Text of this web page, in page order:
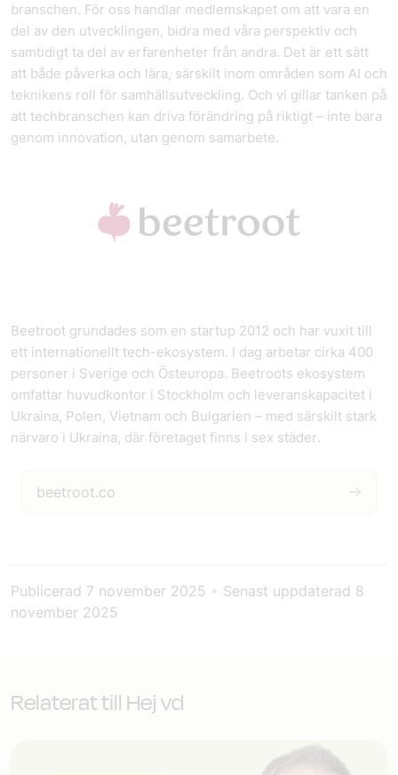
branschen. För oss handlar medlemskapet om att vara en
del av den utvecklingen, bidra med våra perspektiv och
samtidigt ta del av erfarenheter från andra. Det är ett sätt
att både påverka och lära, särskilt inom områden som AI och
teknikens roll för samhällsutveckling. Och vi gillar tanken på
att techbranschen kan driva förändring på riktigt – inte bara
genom innovation, utan genom samarbete.
Beetroot grundades som en startup 2012 och har vuxit till
ett internationellt tech-ekosystem. I dag arbetar cirka 400
personer i Sverige och Östeuropa. Beetroots ekosystem
omfattar huvudkontor i Stockholm och leveranskapacitet i
Ukraina, Polen, Vietnam och Bulgarien – med särskilt stark
närvaro i Ukraina, där företaget finns i sex städer.
beetroot.co
Publicerad 7 november 2025 • Senast uppdaterad 8
november 2025
Relaterat till Hej vd